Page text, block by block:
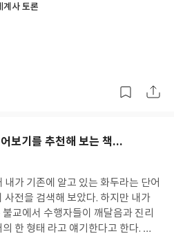
.. 다른 우주에서 볼때
만 현재의 지구와
가 볼때도 흥미가 있는 존재라고 생
각한다. 단지 서로를 알지
내용은 몰라도
을지도 모른다. 하지만 기본
있어서 좋았다. 그리고 아리
수 있는 기회가 되어서 더 좋았다..
씩 시간을 만들어 본다면 읽는데는
많은
어보기를 추천해 본다..
어렵다고 느꼈던 생각이 전혀 들
고대, 중
간적인 분리와 함께 그 시절에 일어
금전에 책에서 읽어던 내
같다. 우리가 세상을 살
요는 없다.. 하지만 이런 마
다시한번 생각하지 않는것 같다. 시
것이 있다.. 그것은 바로 사
계사 토론
보기를 추천해 보는 책...
가 기존에 알고 있는 화두라는 단어
검색해 보았다. 하지만 내가
교에서 수행자들이 깨달음과 진리
한다고 한다. 특